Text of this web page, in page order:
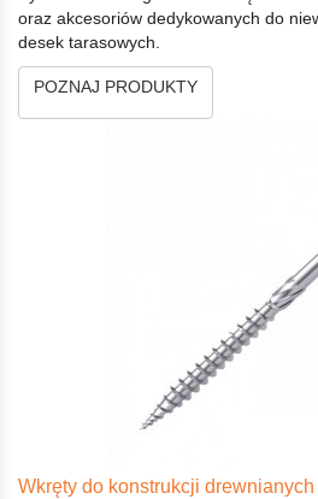
oraz akcesoriów dedykowanych do
desek tarasowych.
POZNAJ PRODUKTY
Wkręty do konstrukcji drewnianych